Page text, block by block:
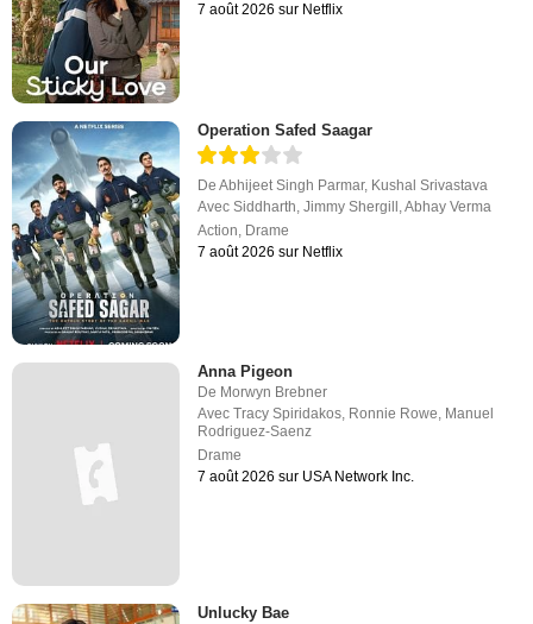
7 août 2026 sur Netflix
Operation Safed Saagar
DeAbhijeet Singh Parmar, Kushal Srivastava
AvecSiddharth ,Jimmy Shergill ,Abhay Verma
Action Drame
7 août 2026 sur Netflix
Anna Pigeon
De Morwyn Brebner
AvecTracy Spiridakos, Ronnie Rowe, Manuel
Rodriguez-Saenz
Drame
7 août 2026 sur USA Network Inc.
Unlucky Bae